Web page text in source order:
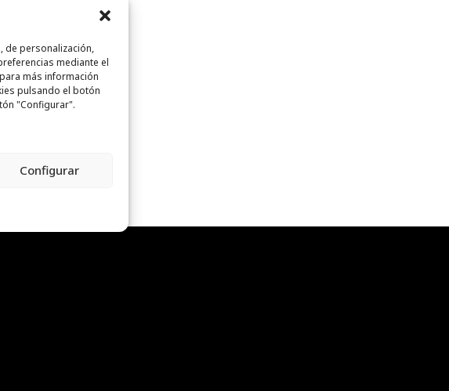
de personalización,
mediante el
para más información
pulsando el botón
"Configurar".
Configurar